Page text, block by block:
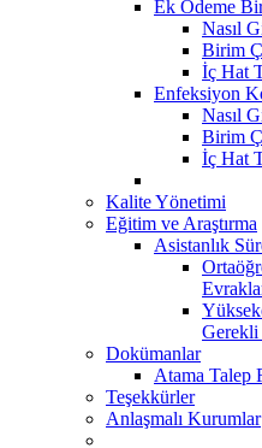
Ek Ödeme
Nasıl
Birim
İç Hat
Enfeksiyon
Nasıl
Birim
İç Hat
Kalite Yönetimi
Eğitim ve Araştırma
Asistanlık
Dokümanlar
Atama Talep
Teşekkürler
Anlaşmalı Kurumlar